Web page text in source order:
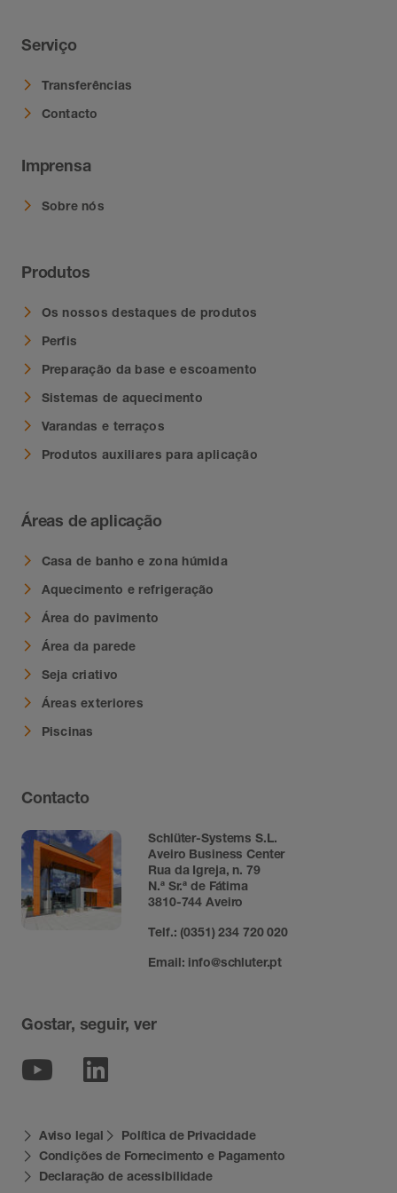
Serviço
Transferências
Contacto
Imprensa
Sobre nós
Produtos
Os nossos destaques de produtos
Perfis
Preparação da base e escoamento
Sistemas de aquecimento
Varandas e terraços
Produtos auxiliares para aplicação
Áreas de aplicação
Casa de banho e zona húmida
Aquecimento e refrigeração
Área do pavimento
Área da parede
Seja criativo
Áreas exteriores
Piscinas
Contacto
Schlüter-Systems S.L.
Aveiro Business Center
Rua da Igreja, n. 79
N.ª Sr.ª de Fátima
3810-744 Aveiro
Telf.: (0351) 234 720 020
Email: info@schluter.pt
Gostar, seguir, ver
YoutubeLinkedin
Aviso legal
Política de Privacidade
Condições de Fornecimento e Pagamento
Declaração de acessibilidade